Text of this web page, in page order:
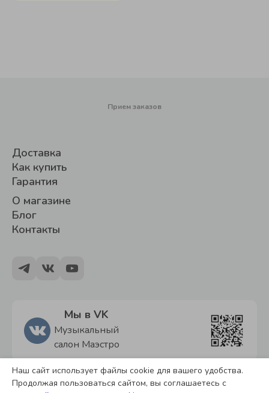
Доставка
Как купить
Гарантия
О магазине
Блог
Контакты
Прием заказов
Мы в VK
Музыкальный
салон Маэстро
Политика обработки персональных данных
Наш сайт использует файлы cookie для вашего удобства.
Продолжая пользоваться сайтом, вы соглашаетесь с